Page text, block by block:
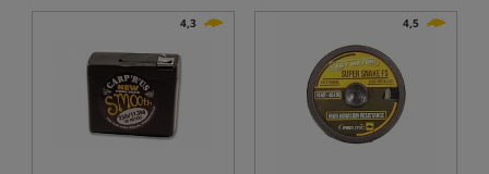
4,3 4,5